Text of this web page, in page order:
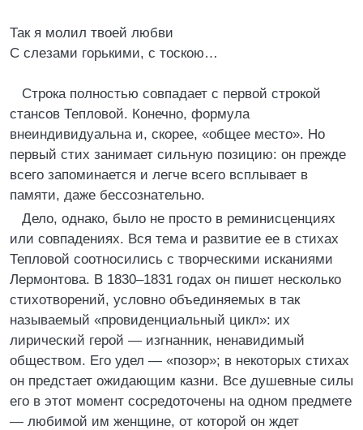
Так я молил твоей любви
С слезами горькими, с тоскою…
Строка полностью совпадает с первой строкой
стансов Тепловой. Конечно, формула
внеиндивидуальна и, скорее, «общее место». Но
первый стих занимает сильную позицию: он прежде
всего запоминается и легче всего всплывает в
памяти, даже бессознательно.
Дело, однако, было не просто в реминисценциях
или совпадениях. Вся тема и развитие ее в стихах
Тепловой соотносились с творческими исканиями
Лермонтова. В 1830–1831 годах он пишет несколько
стихотворений, условно объединяемых в так
называемый «провиденциальный цикл»: их
лирический герой — изгнанник, ненавидимый
обществом. Его удел — «позор»; в некоторых стихах
он предстает ожидающим казни. Все душевные силы
его в этот момент сосредоточены на одном предмете
— любимой им женщине, от которой он ждет